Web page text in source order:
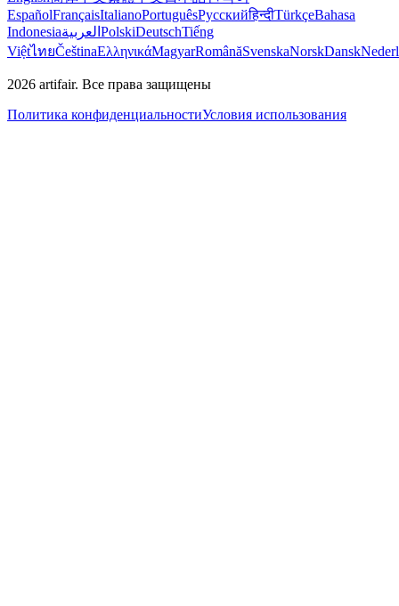
EspañolFrançaisItalianoPortuguêsРусскийहिन्दीTürkçeBahasa
Indonesiaالعربية PolskiDeutschTiếng
ViệtไทยČeštinaΕλληνικάMagyarRomânăSvenskaNorskDansk
2026 artifair. Все права защищены
Политика конфиденциальностиУсловия использования